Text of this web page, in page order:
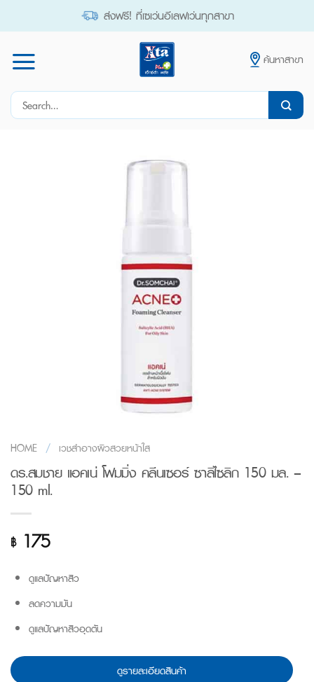
ส่งฟรี! ที่เซเว่นอีเลฟเว่นทุกสาขา
ค้นหาสาขา
Search
HOME / เวชสำอางผิวสวยหน้าใส
ดร.สมชาย แอคเน่ โฟมมิ่ง คลีนเซอร์ ซาลิไซลิก 150 มล. –
150 ml.
฿175
ดูแลปัญหาสิว
ลดความมัน
ดูแลปัญหาสิวอุดตัน
ดูรายละเอียดสินค้า